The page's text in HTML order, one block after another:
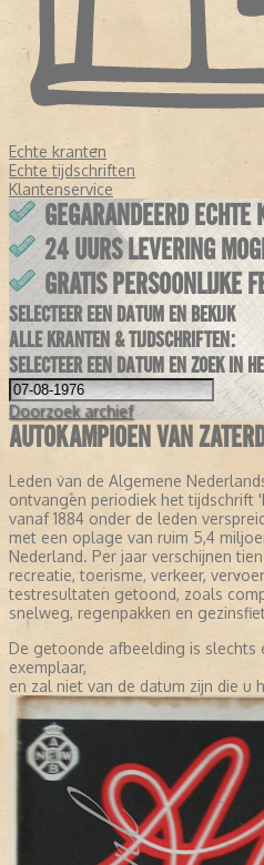
Echte kranten
Echte tijdschriften
Klantenservice
GEGARANDEERD ECHTE
24 UURS LEVERING
GRATIS PERSOONLIJKE
SELECTEER EEN DATUM EN BEKIJK
ALLE KRANTEN & TIJDSCHRIFTEN:
SELECTEER EEN DATUM EN ZOEK IN
Doorzoek archief
AUTOKAMPIOEN VAN
Leden van de Algemene
ontvangen periodiek het tijdschrift
vanaf 1884 onder de leden
met een oplage van ruim 5,4
Nederland. Per jaar verschijnen
recreatie, toerisme, verkeer,
testresultaten getoond, zoals
snelweg, regenpakken en
De getoonde afbeelding is slechts
exemplaar,
en zal niet van de datum zijn die u